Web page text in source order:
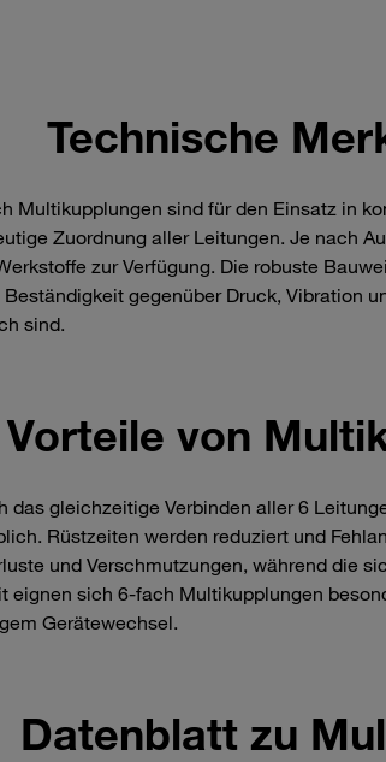
Technische
Multikupplungen sind für den Einsatz in
Zuordnung aller Leitungen. Je nach
zur Verfügung. Die robuste
Beständigkeit gegenüber Druck, Vibration
sind.
Vorteile von
das gleichzeitige Verbinden aller 6
Rüstzeiten werden reduziert und
und Verschmutzungen, während die
eignen sich 6‑fach Multikupplungen
Gerätewechsel.
Datenblatt zu